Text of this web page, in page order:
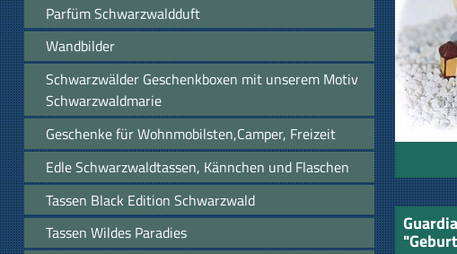
Parfüm Schwarzwaldduft
Wandbilder
Schwarzwälder Geschenkboxen mit unserem Motiv
Schwarzwaldmarie
Geschenke für Wohnmobilsten,Camper, Freizeit
Edle Schwarzwaldtassen, Kännchen und Flaschen
Tassen Black Edition Schwarzwald
Tassen Wildes Paradies